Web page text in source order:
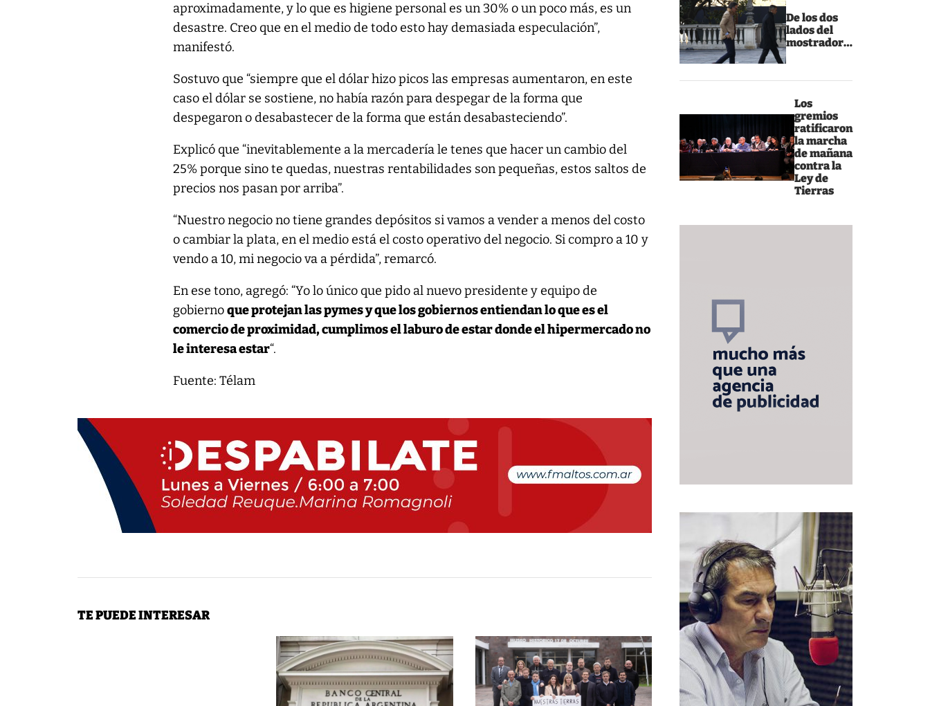
De los dos
lados del
mostrador…
Los
gremios
ratificaron
la marcha
de mañana
contra la
Ley de
Tierras
aproximadamente, y lo que es higiene personal es un 30% o un poco más, es un
desastre. Creo que en el medio de todo esto hay demasiada especulación”,
manifestó.
Sostuvo que “siempre que el dólar hizo picos las empresas aumentaron, en este
caso el dólar se sostiene, no había razón para despegar de la forma que
despegaron o desabastecer de la forma que están desabasteciendo”.
Explicó que “inevitablemente a la mercadería le tenes que hacer un cambio del
25% porque sino te quedas, nuestras rentabilidades son pequeñas, estos saltos de
precios nos pasan por arriba”.
“Nuestro negocio no tiene grandes depósitos si vamos a vender a menos del costo
o cambiar la plata, en el medio está el costo operativo del negocio. Si compro a 10 y
vendo a 10, mi negocio va a pérdida”, remarcó.
En ese tono, agregó: “Yo lo único que pido al nuevo presidente y equipo de
gobiernoque protejan las pymes y que los gobiernos entiendan lo que es el
comercio de proximidad, cumplimos el laburo de estar donde el hipermercado no
le interesa estar“.
Fuente: Télam
TE PUEDE INTERESAR